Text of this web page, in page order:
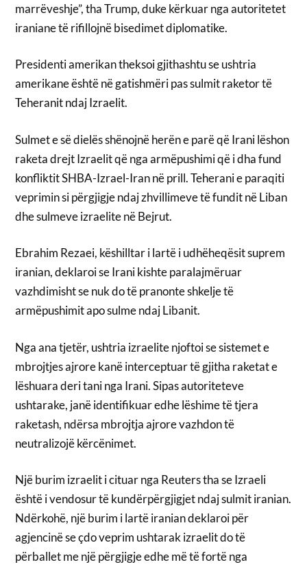
marrëveshje”, tha Trump, duke kërkuar nga autoritetet
iraniane të rifillojnë bisedimet diplomatike.
Presidenti amerikan theksoi gjithashtu se ushtria
amerikane është në gatishmëri pas sulmit raketor të
Teheranit ndaj Izraelit.
Sulmet e së dielës shënojnë herën e parë që Irani lëshon
raketa drejt Izraelit që nga armëpushimi që i dha fund
konfliktit SHBA-Izrael-Iran në prill. Teherani e paraqiti
veprimin si përgjigje ndaj zhvillimeve të fundit në Liban
dhe sulmeve izraelite në Bejrut.
Ebrahim Rezaei, këshilltar i lartë i udhëheqësit suprem
iranian, deklaroi se Irani kishte paralajmëruar
vazhdimisht se nuk do të pranonte shkelje të
armëpushimit apo sulme ndaj Libanit.
Nga ana tjetër, ushtria izraelite njoftoi se sistemet e
mbrojtjes ajrore kanë interceptuar të gjitha raketat e
lëshuara deri tani nga Irani. Sipas autoriteteve
ushtarake, janë identifikuar edhe lëshime të tjera
raketash, ndërsa mbrojtja ajrore vazhdon të
neutralizojë kërcënimet.
Një burim izraelit i cituar nga Reuters tha se Izraeli
është i vendosur të kundërpërgjigjet ndaj sulmit iranian.
Ndërkohë, një burim i lartë iranian deklaroi për
agjencinë se çdo veprim ushtarak izraelit do të
përballet me një përgjigje edhe më të fortë nga